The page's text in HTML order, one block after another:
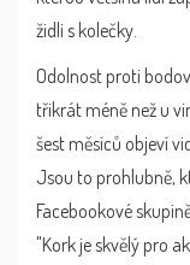
židli s kolečky.
Odolnost proti
třikrát méně než u
šest měsíců objeví
Jsou to prohlubně,
Facebookové
"Kork je skvělý pro